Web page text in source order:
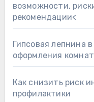
возможности,
рекомендации<
Гипсовая лепнина
оформления комнат
Как снизить риск
профилактики